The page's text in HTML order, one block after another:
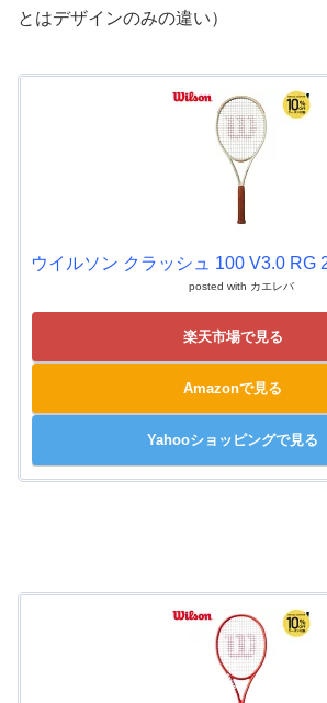
とはデザインのみの違い）
ウイルソン クラッシュ 100 V3.0 RG
posted with カエレバ
楽天市場で見る
Amazonで見る
Yahooショッピングで見る